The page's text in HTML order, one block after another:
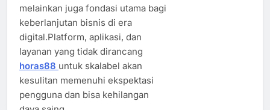
melainkan juga fondasi utama bagi
keberlanjutan bisnis di era
digital.Platform, aplikasi, dan
layanan yang tidak dirancang
horas88 untuk skalabel akan
kesulitan memenuhi ekspektasi
pengguna dan bisa kehilangan